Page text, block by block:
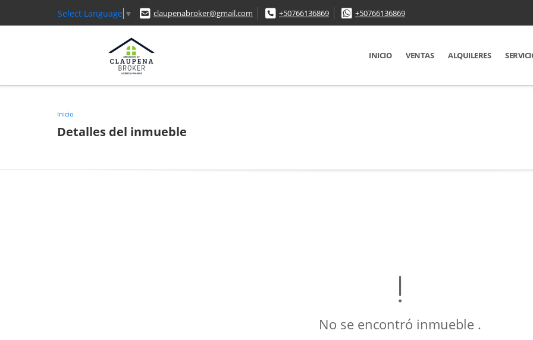
Select Language ▼ claupenabroker@gmail.com +50766136869 +50766136869
INICIO VENTAS ALQUILERES
Inicio
Detalles del inmueble
No se encontró inmueble .